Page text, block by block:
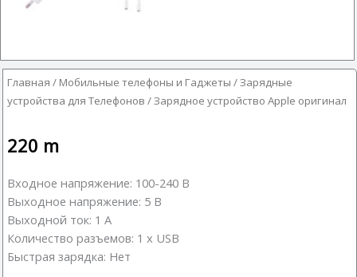
Главная / Мобильные телефоны и Гаджеты /Зарядные
устройства для Телефонов / Зарядное устройство Apple оригинал
220 m
Входное напряжение: 100-240 В
Выходное напряжение: 5 В
Выходной ток: 1 А
Количество разъемов: 1 x USB
Быстрая зарядка: Нет